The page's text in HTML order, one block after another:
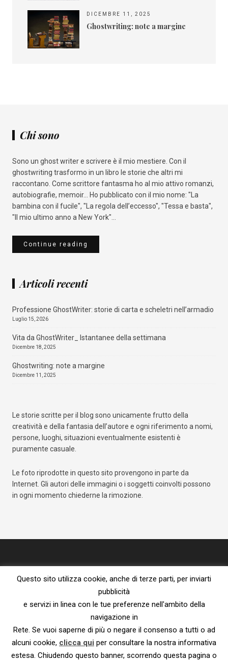
DICEMBRE 11, 2025
Ghostwriting: note a margine
Chi sono
Sono un ghost writer e scrivere è il mio mestiere. Con il
ghostwriting trasformo in un libro le storie che altri mi
raccontano. Come scrittore fantasma ho al mio attivo romanzi,
autobiografie, memoir... Ho pubblicato con il mio nome: "La
bambina con il fucile", "La regola dell’eccesso", "Tessa e basta",
"Il mio ultimo anno a New York"...
Continue reading
Articoli recenti
Professione GhostWriter: storie di carta e scheletri nell’armadio
Luglio 15, 2026
Vita da GhostWriter_ Istantanee della settimana
Dicembre 18, 2025
Ghostwriting: note a margine
Dicembre 11, 2025
Le storie scritte per il blog sono unicamente frutto della
creatività e della fantasia dell’autore e ogni riferimento a nomi,
persone, luoghi, situazioni eventualmente esistenti è
puramente casuale.
Le foto riprodotte in questo sito provengono in parte da
Internet. Gli autori delle immagini o i soggetti coinvolti possono
in ogni momento chiederne la rimozione.
Proprietà letteraria riservata – vietata la riproduzione senza l’espresso
consenso dell’autore.
Privacy Policy e Cookie Policy
Informativa ai sensi del Reg. UE
© 2023 – Susanna De Ciechi.
Questo sito utilizza cookie, anche di terze parti, per inviarti
pubblicità
e servizi in linea con le tue preferenze nell'ambito della
navigazione in
Rete. Se vuoi saperne di più o negare il consenso a tutti o ad
alcuni cookie, clicca qui per consultare la nostra informativa
estesa. Chiudendo questo banner, scorrendo questa pagina o